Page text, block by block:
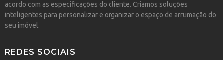
acordo com as especificações do cliente. Criamos soluções
inteligentes para personalizar e organizar o espaço de arrumação do
seu imóvel.
REDES SOCIAIS